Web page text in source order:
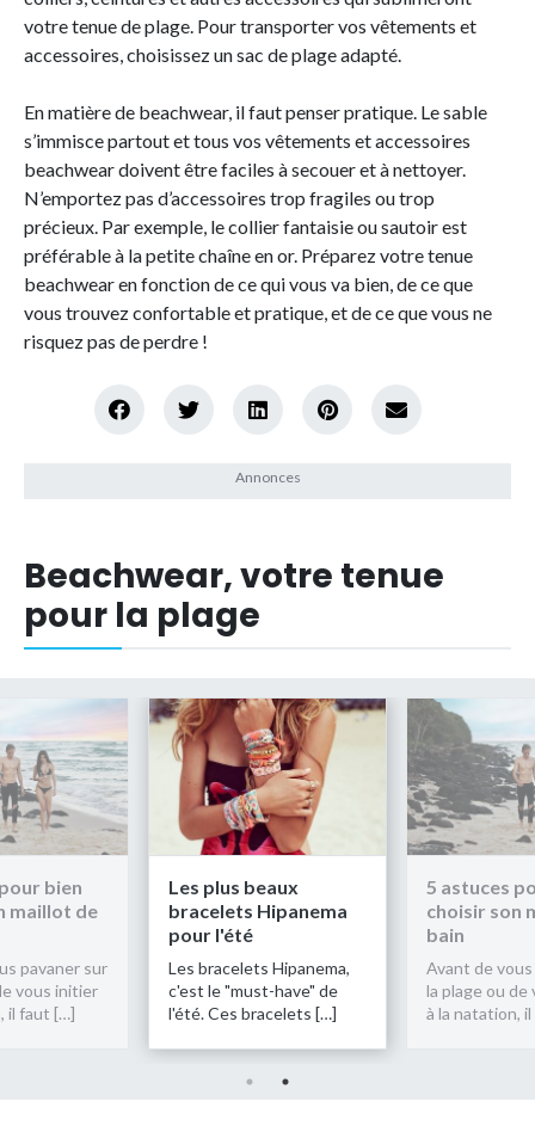
votre tenue de plage. Pour transporter vos vêtements et
accessoires, choisissez un sac de plage adapté.
En matière de beachwear, il faut penser pratique. Le sable
s’immisce partout et tous vos vêtements et accessoires
beachwear doivent être faciles à secouer et à nettoyer.
N’emportez pas d’accessoires trop fragiles ou trop
précieux. Par exemple, le collier fantaisie ou sautoir est
préférable à la petite chaîne en or. Préparez votre tenue
beachwear en fonction de ce qui vous va bien, de ce que
vous trouvez confortable et pratique, et de ce que vous ne
risquez pas de perdre !
Beachwear, votre tenue
pour la plage
bien
maillot de
pavaner sur
vous initier
il faut […]
Les plus beaux
bracelets Hipanema
pour l'été
Les bracelets Hipanema,
c'est le "must-have" de
l'été. Ces bracelets […]
5 astuces
choisir son
bain
Avant de
la plage ou
à la natation,